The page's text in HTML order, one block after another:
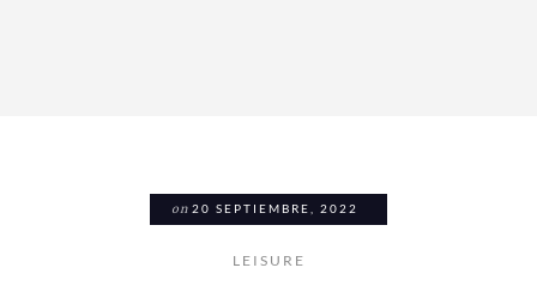
on 20 SEPTIEMBRE, 2022
LEISURE